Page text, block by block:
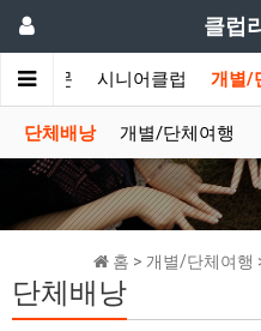
클럽
허니문 시니어클럽 개별/
단체배낭 개별/단체여행
홈 > 개별/단체여행
단체배낭